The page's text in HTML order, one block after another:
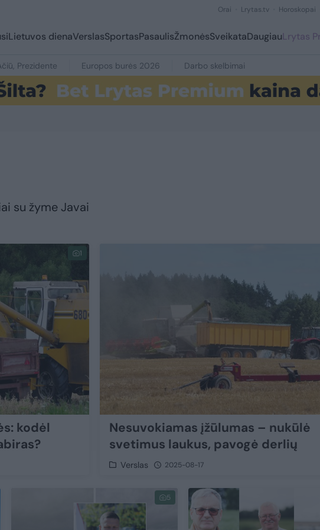
Orai Lrytas.tv Horoskopai
Lietuvos dienaVerslasSportasPasaulisŽmonėsSveikataDaugiauLrytas
Prezidente Europos burės 2026 Darbo skelbimai
su žyme Javai
1
kodėl
Nesuvokiamas įžūlumas – nukūlė
svetimus laukus, pavogė derlių
Verslas 2025-08-17
5